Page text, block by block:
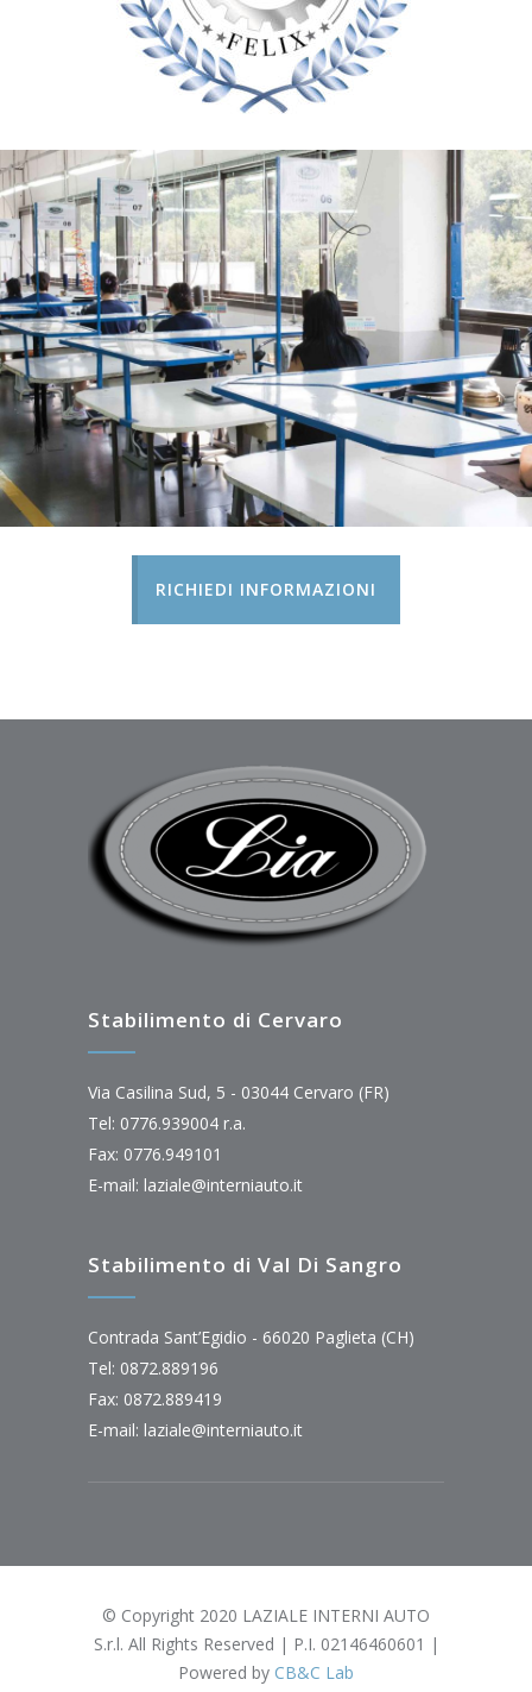
RICHIEDI INFORMAZIONI
Stabilimento di Cervaro
Via Casilina Sud, 5 - 03044 Cervaro (FR)
Tel: 0776.939004 r.a.
Fax: 0776.949101
E-mail: laziale@interniauto.it
Stabilimento di Val Di Sangro
Contrada Sant’Egidio - 66020 Paglieta (CH)
Tel: 0872.889196
Fax: 0872.889419
E-mail: laziale@interniauto.it
© Copyright 2020 LAZIALE INTERNI AUTO
S.r.l. All Rights Reserved | P.I. 02146460601 |
Powered by CB&C Lab